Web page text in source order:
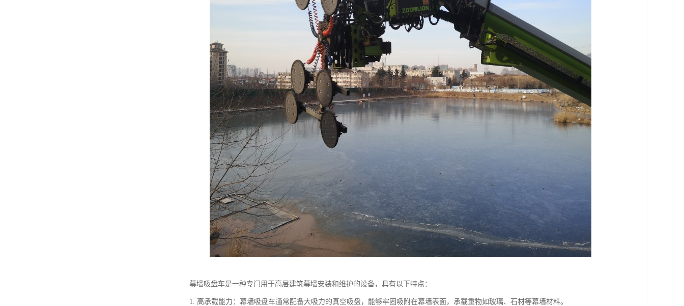
幕墙吸盘车是一种专门用于高层建筑幕墙安装和维护的设备，具有以下特点：
1. 高承载能力：幕墙吸盘车通常配备大吸力的真空吸盘，能够牢固吸附在幕墙表面，承载重物如玻璃、石材等幕墙材料。